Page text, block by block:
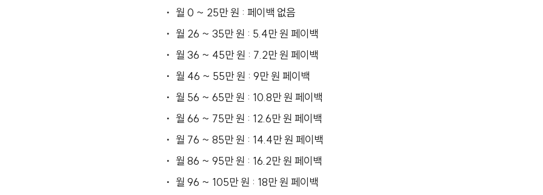
・ 월 0 ~ 25만 원 : 페이백 없음
・ 월 26 ~ 35만 원 : 5.4만 원 페이백
・ 월 36 ~ 45만 원 : 7.2만 원 페이백
・ 월 46 ~ 55만 원 : 9만 원 페이백
・ 월 56 ~ 65만 원 : 10.8만 원 페이백
・ 월 66 ~ 75만 원 : 12.6만 원 페이백
・ 월 76 ~ 85만 원 : 14.4만 원 페이백
・ 월 86 ~ 95만 원 : 16.2만 원 페이백
・ 월 96 ~ 105만 원 : 18만 원 페이백